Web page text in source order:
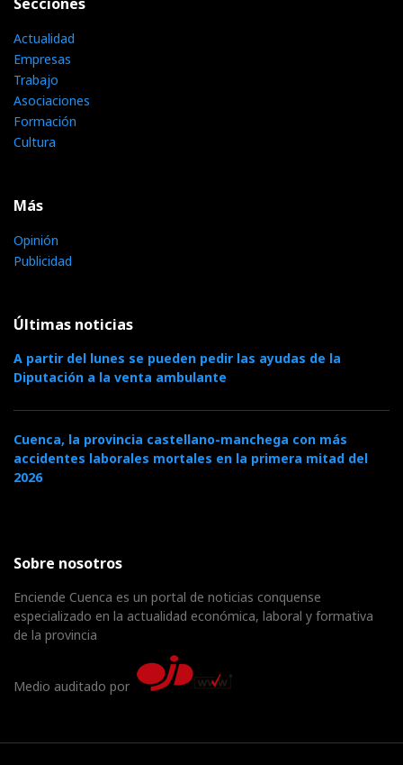
Secciones
Actualidad
Empresas
Trabajo
Asociaciones
Formación
Cultura
Más
Opinión
Publicidad
Últimas noticias
A partir del lunes se pueden pedir las ayudas de la
Diputación a la venta ambulante
Cuenca, la provincia castellano-manchega con más
accidentes laborales mortales en la primera mitad del
2026
Sobre nosotros
Enciende Cuenca es un portal de noticias conquense
especializado en la actualidad económica, laboral y formativa
de la provincia
Medio auditado por